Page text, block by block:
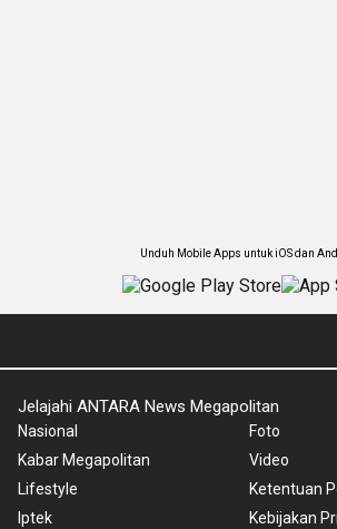
Unduh Mobile Apps untuk iOS dan
Jelajahi ANTARA News Megapolitan
Nasional
Kabar Megapolitan
Lifestyle
Iptek
Foto
Video
Ketentuan
Kebijakan